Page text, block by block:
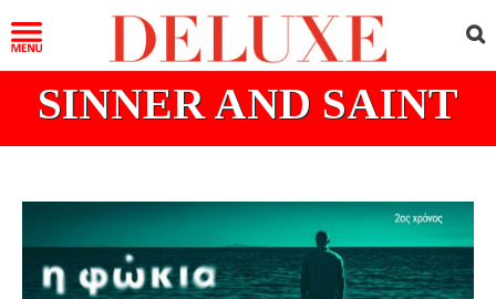
SINNER AND SAINT